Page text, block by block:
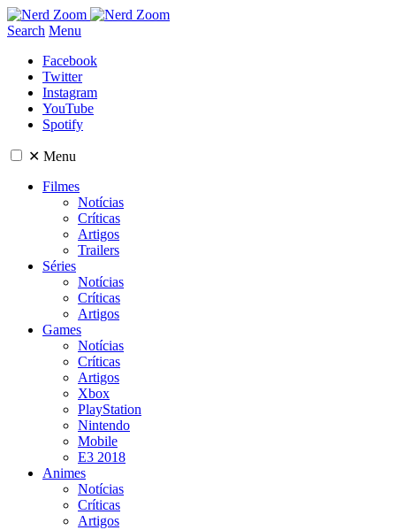
Search Menu
Facebook
Twitter
Instagram
YouTube
Spotify
✕ Menu
Filmes
Notícias
Críticas
Artigos
Trailers
Séries
Notícias
Críticas
Artigos
Games
Notícias
Críticas
Artigos
Xbox
PlayStation
Nintendo
Mobile
E3 2018
Animes
Notícias
Críticas
Artigos